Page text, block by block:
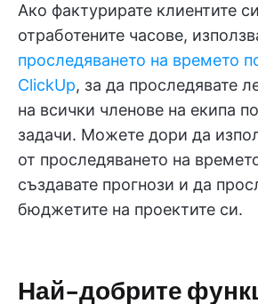
Ако фактурирате клиентите
отработените часове,
проследяването на времето
ClickUp, за да проследявате
на всички членове на екипа
задачи. Можете дори да
от проследяването на
създавате прогнози и да
бюджетите на проектите си.
Най-добрите